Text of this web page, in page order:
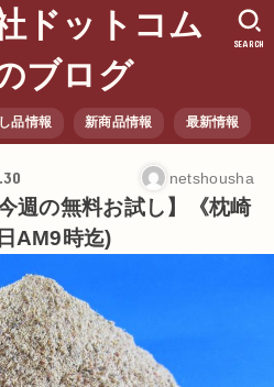
ドットコム
ブログ
品情報 新商品情報 最新情報
SEARCH
netshousha
週の無料お試し】《枕崎
AM9時迄)